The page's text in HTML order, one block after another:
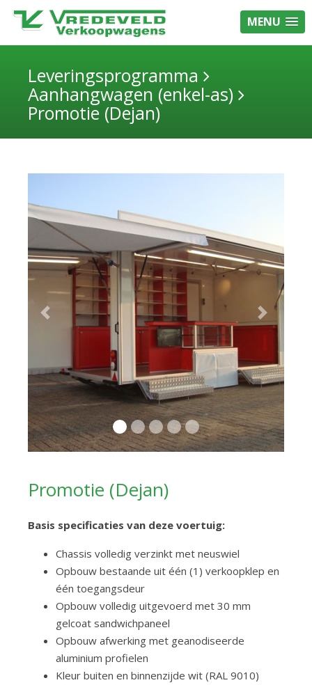
MENU
Leveringsprogramma
Aanhangwagen (enkel-as)
Promotie (Dejan)
Previous Next
Promotie (Dejan)
Basis specificaties van deze voertuig:
Chassis volledig verzinkt met neuswiel
Opbouw bestaande uit één (1) verkoopklep en
één toegangsdeur
Opbouw volledig uitgevoerd met 30 mm
gelcoat sandwichpaneel
Opbouw afwerking met geanodiseerde
aluminium profielen
Kleur buiten en binnenzijde wit (RAL 9010)